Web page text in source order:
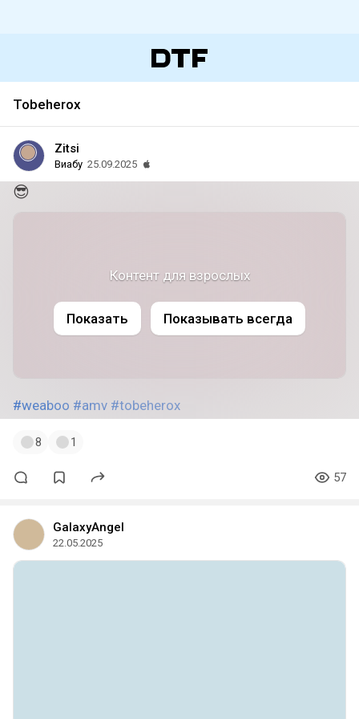
Tobeherox
Zitsi
Виабу 25.09.2025
😎
#weaboo #amv #tobeherox
Контент для взрослых
Показать Показывать всегда
8 1
57
GalaxyAngel
22.05.2025